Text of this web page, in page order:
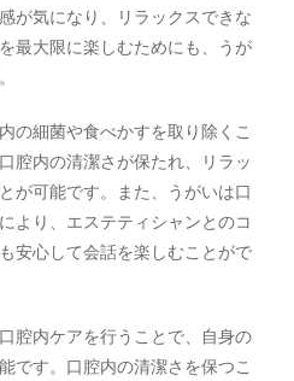
が気になり、リラックスできな
最大限に楽しむためにも、うが
の細菌や食べかすを取り除くこ
腔内の清潔さが保たれ、リラッ
が可能です。また、うがいは口
より、エステティシャンとのコ
安心して会話を楽しむことがで
腔内ケアを行うことで、自身の
です。口腔内の清潔さを保つこ